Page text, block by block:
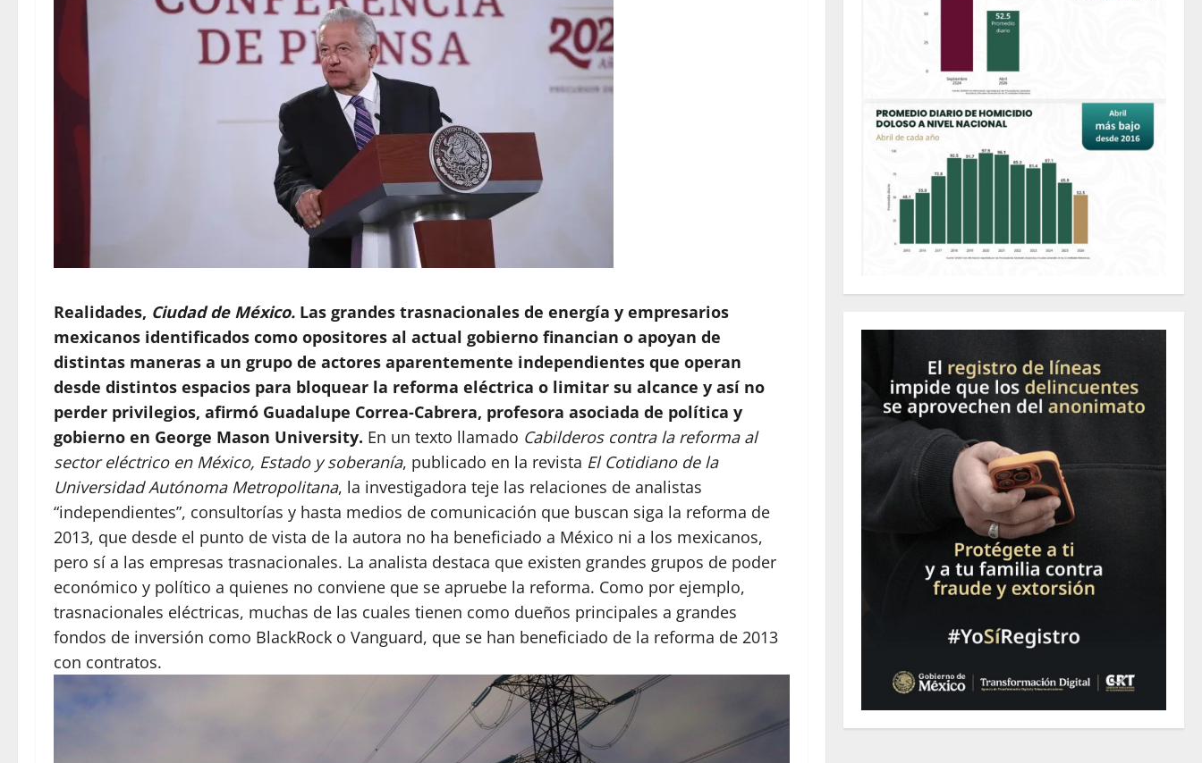
Realidades, Ciudad de México. Las grandes trasnacionales de energía y empresarios
mexicanos identificados como opositores al actual gobierno financian o apoyan de
distintas maneras a un grupo de actores aparentemente independientes que operan
desde distintos espacios para bloquear la reforma eléctrica o limitar su alcance y así no
perder privilegios, afirmó Guadalupe Correa-Cabrera, profesora asociada de política y
gobierno en George Mason University. En un texto llamado Cabilderos contra la reforma al
sector eléctrico en México, Estado y soberanía, publicado en la revista El Cotidiano de la
Universidad Autónoma Metropolitana, la investigadora teje las relaciones de analistas
“independientes”, consultorías y hasta medios de comunicación que buscan siga la reforma de
2013, que desde el punto de vista de la autora no ha beneficiado a México ni a los mexicanos,
pero sí a las empresas trasnacionales. La analista destaca que existen grandes grupos de poder
económico y político a quienes no conviene que se apruebe la reforma. Como por ejemplo,
trasnacionales eléctricas, muchas de las cuales tienen como dueños principales a grandes
fondos de inversión como BlackRock o Vanguard, que se han beneficiado de la reforma de 2013
con contratos.